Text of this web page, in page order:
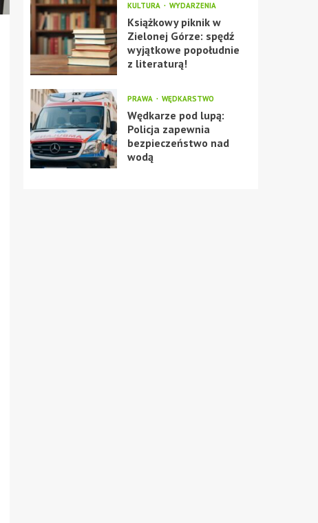
KULTURA WYDARZENIA
Książkowy piknik w
Zielonej Górze: spędź
wyjątkowe popołudnie
z literaturą!
PRAWA WĘDKARSTWO
Wędkarze pod lupą:
Policja zapewnia
bezpieczeństwo nad
wodą